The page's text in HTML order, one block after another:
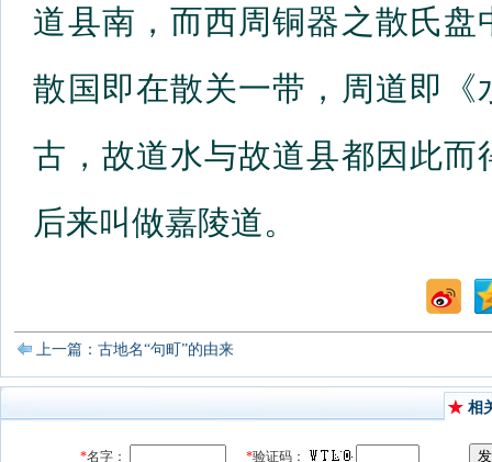
道县南，而西周铜器之散氏
散国即在散关一带，周道即
古，故道水与故道县都因此
后来叫做嘉陵道。
上一篇：古地名“句町”的由来
相